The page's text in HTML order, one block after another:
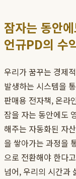
잠자는 동안
언규PD의 수
우리가 꿈꾸는 경제
발생하는 시스템을
판매용 전자책, 온라
잠을 자는 동안에도
해주는 자동화된 자
을 쌓아가는 과정을
으로 전환해야 한다
넘어, 우리의 시간과